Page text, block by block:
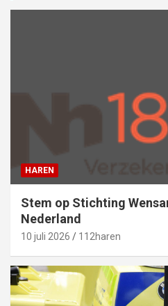
HAREN
Stem op Stichting
Nederland
10 juli 2026 112haren